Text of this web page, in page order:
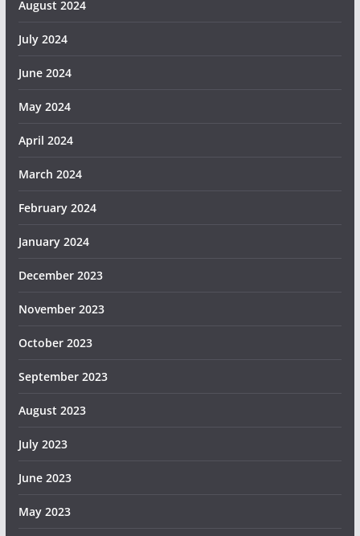
August 2024
July 2024
June 2024
May 2024
April 2024
March 2024
February 2024
January 2024
December 2023
November 2023
October 2023
September 2023
August 2023
July 2023
June 2023
May 2023